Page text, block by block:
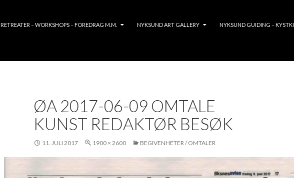
RETREATER – WORKSHOPS – FOREDRAG M.M. NYKSUND ART GALLERY NYKSUND GUIDING –
ØA 2017-06-09 OMTALE
KUNST REDAKTØR BESØK
11. JULI 2017 1900 × 2600 BEGIVENHETER / OMTALER